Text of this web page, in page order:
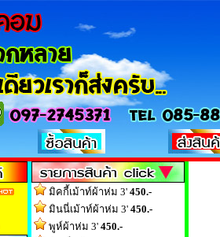
มิคกี้เม้าท์ผ้าห่ม 3' 450.-
มินนี่เม้าท์ผ้าห่ม 3' 450.-
พูห์ผ้าห่ม 3' 450.-